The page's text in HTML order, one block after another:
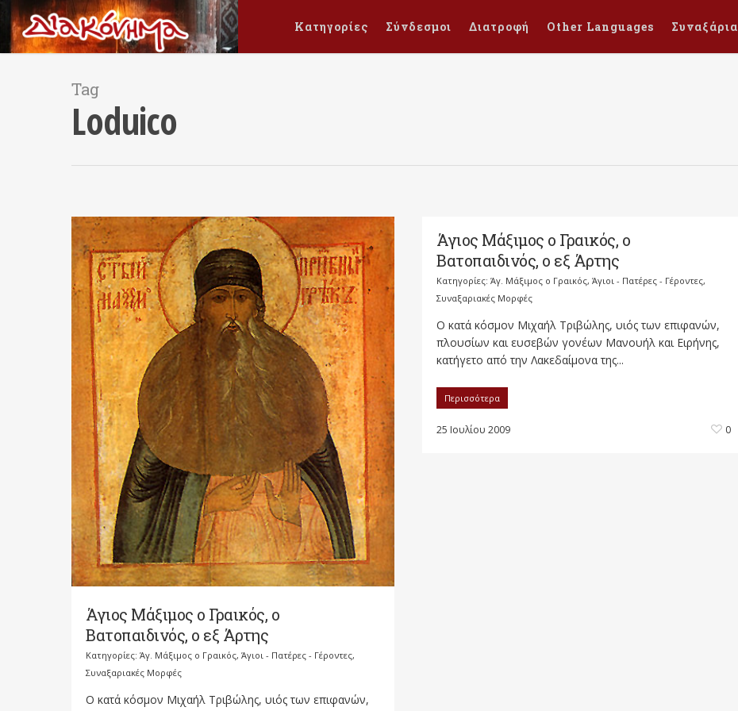
Κατηγορίες Σύνδεσμοι Διατροφή Other Languages Συναξάρια
Tag
Loduico
Άγιος Μάξιμος ο Γραικός, ο
Βατοπαιδινός, ο εξ Άρτης
Κατηγορίες: Άγ. Μάξιμος ο Γραικός, Άγιοι - Πατέρες - Γέροντες,
Συναξαριακές Μορφές
Ο κατά κόσμον Μιχαήλ Τριβώλης, υιός των επιφανών,
Άγιος Μάξιμος ο Γραικός, ο
Βατοπαιδινός, ο εξ Άρτης
Κατηγορίες: Άγ. Μάξιμος ο Γραικός, Άγιοι - Πατέρες - Γέροντες,
Συναξαριακές Μορφές
Ο κατά κόσμον Μιχαήλ Τριβώλης, υιός των επιφανών,
πλουσίων και ευσεβών γονέων Μανουήλ και Ειρήνης,
κατήγετο από την Λακεδαίμονα της...
Περισσότερα
25 Ιουλίου 2009 0